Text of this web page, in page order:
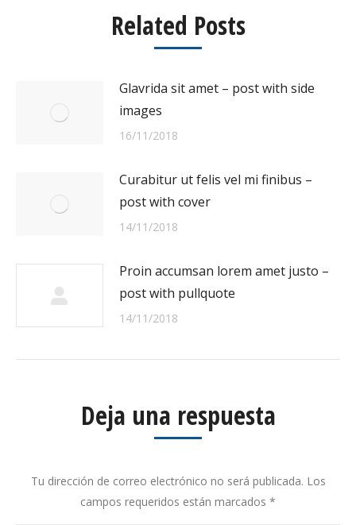
Related Posts
Glavrida sit amet – post with side
images
16/11/2018
Curabitur ut felis vel mi finibus –
post with cover
14/11/2018
Proin accumsan lorem amet justo –
post with pullquote
14/11/2018
Deja una respuesta
Tu dirección de correo electrónico no será publicada. Los
campos requeridos están marcados *